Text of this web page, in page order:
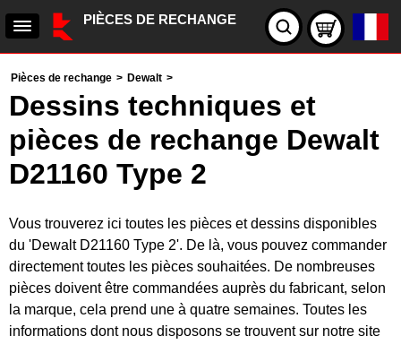
PIÈCES DE RECHANGE
Pièces de rechange > Dewalt >
Dessins techniques et
pièces de rechange Dewalt
D21160 Type 2
Vous trouverez ici toutes les pièces et dessins disponibles
du 'Dewalt D21160 Type 2'. De là, vous pouvez commander
directement toutes les pièces souhaitées. De nombreuses
pièces doivent être commandées auprès du fabricant, selon
la marque, cela prend une à quatre semaines. Toutes les
informations dont nous disposons se trouvent sur notre site